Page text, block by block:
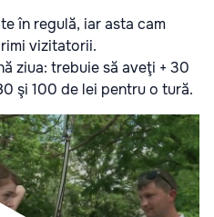
în regulă, iar asta cam
vizitatorii.
ziua: trebuie să aveţi + 30
şi 100 de lei pentru o tură.